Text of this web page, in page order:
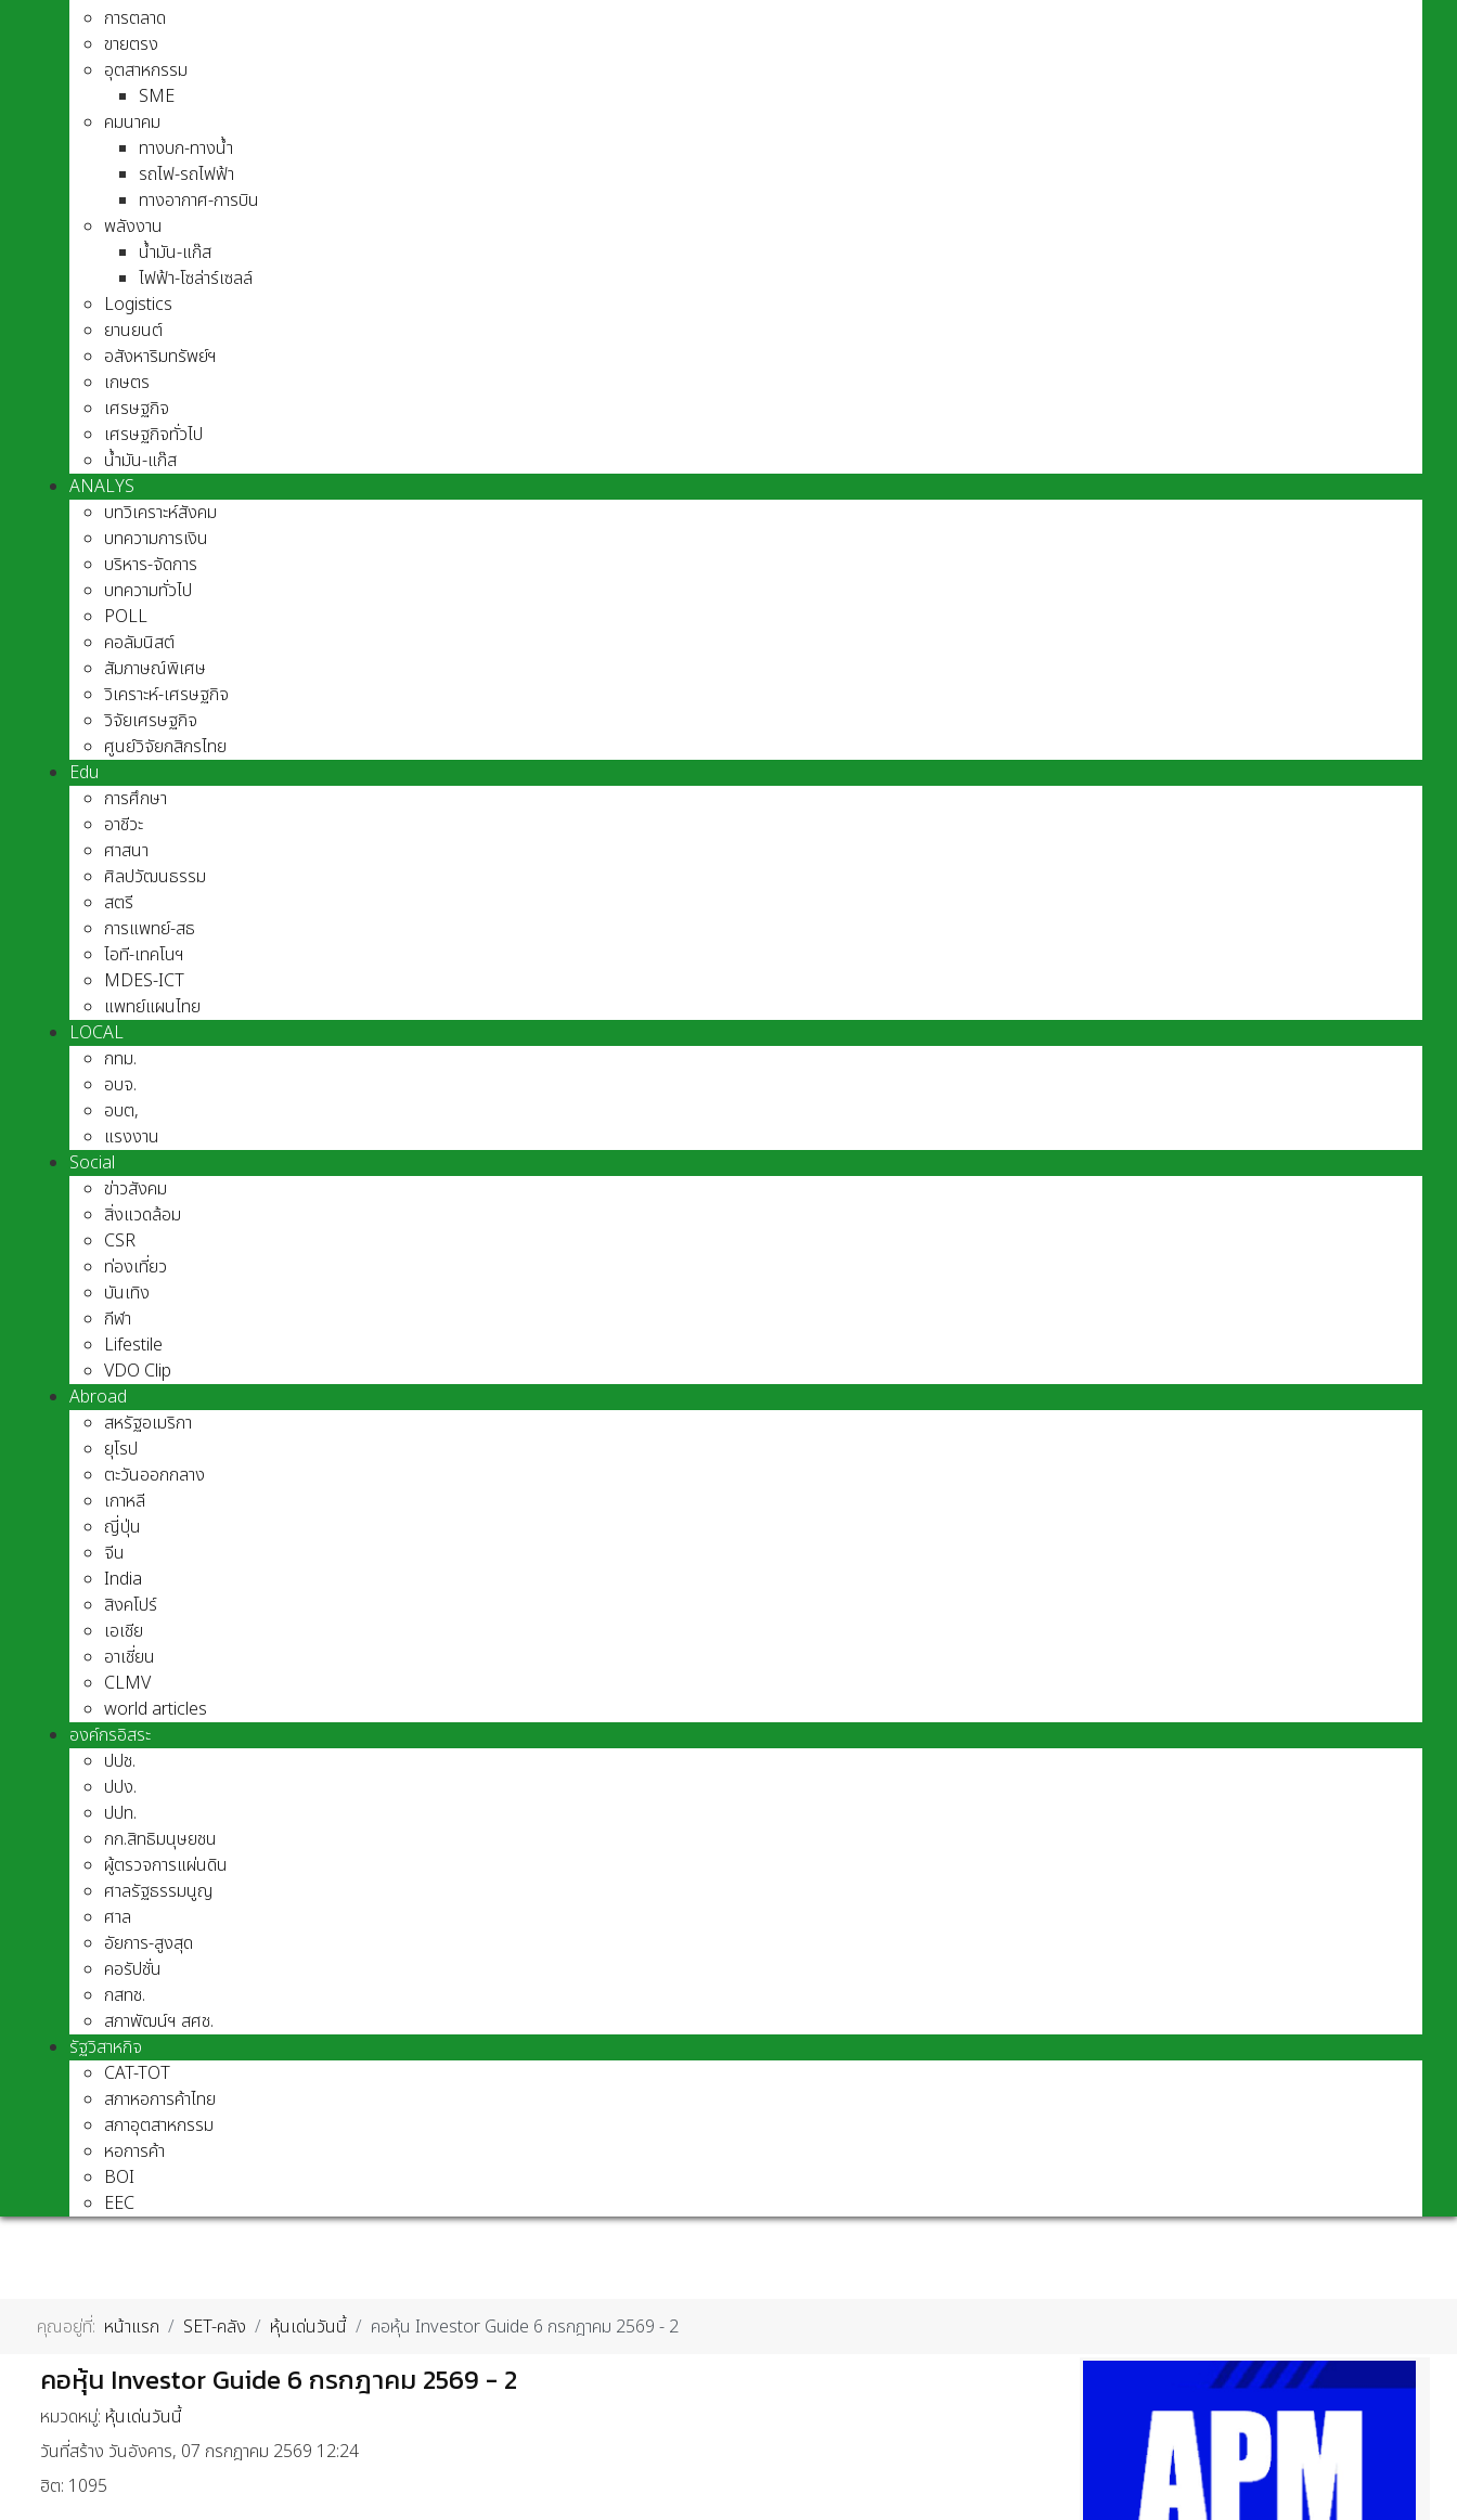
การตลาด
ขายตรง
อุตสาหกรรม
SME
คมนาคม
ทางบก-ทางน้ำ
รถไฟ-รถไฟฟ้า
ทางอากาศ-การบิน
พลังงาน
น้ำมัน-แก๊ส
ไฟฟ้า-โซล่าร์เซลล์
Logistics
ยานยนต์
อสังหาริมทรัพย์ฯ
เกษตร
เศรษฐกิจ
เศรษฐกิจทั่วไป
น้ำมัน-แก๊ส
ANALYS
บทวิเคราะห์สังคม
บทความการเงิน
บริหาร-จัดการ
บทความทั่วไป
POLL
คอลัมนิสต์
สัมภาษณ์พิเศษ
วิเคราะห์-เศรษฐกิจ
วิจัยเศรษฐกิจ
ศูนย์วิจัยกสิกรไทย
Edu
การศึกษา
อาชีวะ
ศาสนา
ศิลปวัฒนธรรม
สตรี
การแพทย์-สธ
ไอที-เทคโนฯ
MDES-ICT
แพทย์แผนไทย
LOCAL
กทม.
อบจ.
อบต,
แรงงาน
Social
ข่าวสังคม
สิ่งแวดล้อม
CSR
ท่องเที่ยว
บันเทิง
กีฬา
Lifestile
VDO Clip
Abroad
สหรัฐอเมริกา
ยุโรป
ตะวันออกกลาง
เกาหลี
ญี่ปุ่น
จีน
India
สิงคโปร์
เอเชีย
อาเชี่ยน
CLMV
world articles
องค์กรอิสระ
ปปช.
ปปง.
ปปท.
กก.สิทธิมนุษยชน
ผู้ตรวจการแผ่นดิน
ศาลรัฐธรรมนูญ
ศาล
อัยการ-สูงสุด
คอรัปชั่น
กสทช.
สภาพัฒน์ฯ สศช.
รัฐวิสาหกิจ
CAT-TOT
สภาหอการค้าไทย
สภาอุตสาหกรรม
หอการค้า
BOI
EEC
คุณอยู่ที่: หน้าแรก SET-คลัง หุ้นเด่นวันนี้ คอหุ้น Investor Guide 6 กรกฎาคม 2569 - 2
คอหุ้น Investor Guide 6 กรกฎาคม 2569 - 2
หมวดหมู่: หุ้นเด่นวันนี้
วันที่สร้าง วันอังคาร, 07 กรกฎาคม 2569 12:24
ฮิต: 1095